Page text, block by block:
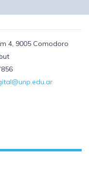
4, 9005 Comodoro